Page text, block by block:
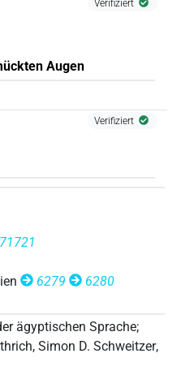
Verifiziert
Augen
Verifiziert
71721
6279
6280
ägyptischen Sprache;
, Simon D. Schweitzer,